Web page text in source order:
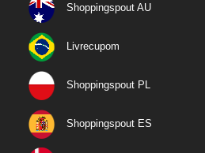
Shoppingspout AU
Livrecupom
Shoppingspout PL
Shoppingspout ES